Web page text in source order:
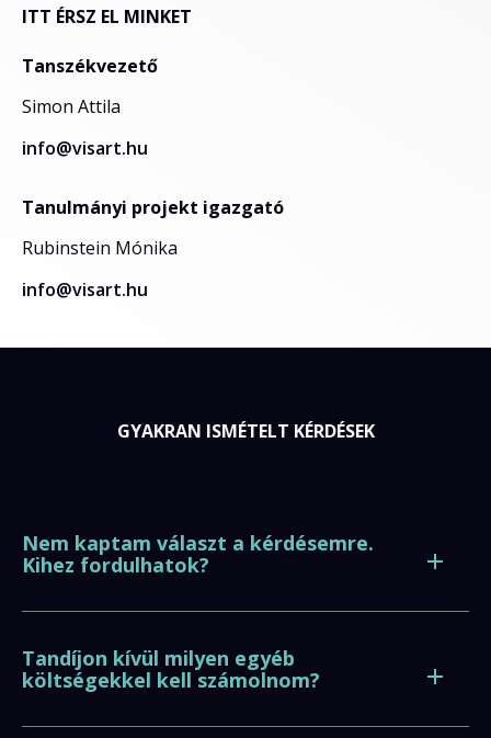
ITT ÉRSZ EL MINKET
Tanszékvezető
Simon Attila
info@visart.hu
Tanulmányi projekt igazgató
Rubinstein Mónika
info@visart.hu
GYAKRAN ISMÉTELT KÉRDÉSEK
Nem kaptam választ a kérdésemre.
Kihez fordulhatok?
Tandíjon kívül milyen egyéb
költségekkel kell számolnom?